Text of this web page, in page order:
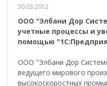
30.03.2012
ООО "Элбани Дор
учетные процессы и
помощью
ООО "Элбани Дор
ведущего мирового
высокоскоростных